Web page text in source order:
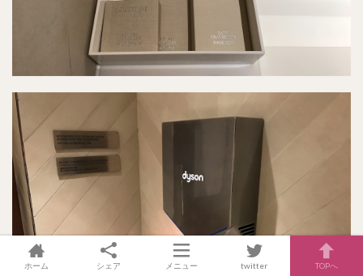
ホーム シェア メニュー twitter TOPへ